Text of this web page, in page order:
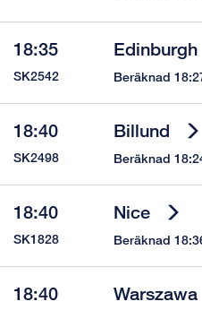
18:35 Edinburgh
SK2542 Beräknad
18:40 Billund
SK2498 Beräknad
18:40 Nice
SK1828 Beräknad
18:40 Warszawa